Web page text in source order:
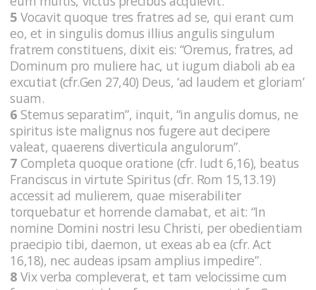
5 Vocavit quoque tres fratres ad se, qui erant cum
eo, et in singulis domus illius angulis singulum
fratrem constituens, dixit eis: “Oremus, fratres, ad
Dominum pro muliere hac, ut iugum diaboli ab ea
excutiat (cfr.Gen 27,40) Deus, ‘ad laudem et gloriam’
suam.
6 Stemus separatim”, inquit, “in angulis domus, ne
spiritus iste malignus nos fugere aut decipere
valeat, quaerens diverticula angulorum”.
7 Completa quoque oratione (cfr. Iudt 6,16), beatus
Franciscus in virtute Spiritus (cfr. Rom 15,13.19)
accessit ad mulierem, quae miserabiliter
torquebatur et horrende clamabat, et ait: “In
nomine Domini nostri Iesu Christi, per obedientiam
praecipio tibi, daemon, ut exeas ab ea (cfr. Act
16,18), nec audeas ipsam amplius impedire”.
8 Vix verba compleverat, et tam velocissime cum